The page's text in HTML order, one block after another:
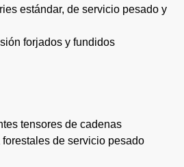
estándar, de servicio pesado y
forjados y fundidos
tensores de cadenas
de servicio pesado